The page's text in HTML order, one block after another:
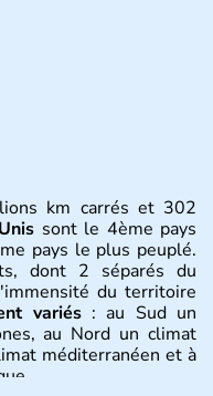
km carrés et 302
sont le 4ème pays
pays le plus peuplé.
dont 2 séparés du
du territoire
variés: au Sud un
au Nord un climat
méditerranéen et à